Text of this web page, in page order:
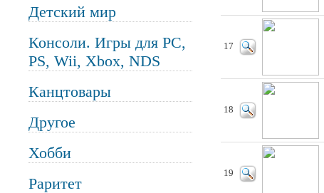
Детский мир
Консоли. Игры для PC,
PS, Wii, Xbox, NDS
Канцтовары
Другое
Хобби
Раритет
17
18
19